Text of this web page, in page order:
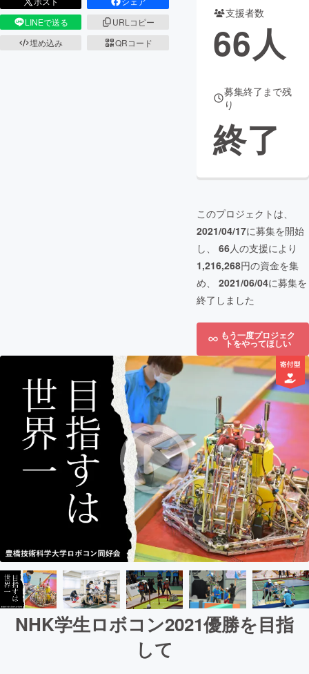
LINEで送る
URLコピー
埋め込み
QRコード
支援者数
66人
募集終了まで残
り
終了
このプロジェクトは、
2021/04/17に募集を開始
し、 66人の支援により
1,216,268円の資金を集
め、 2021/06/04に募集を
終了しました
もう一度プロジェク
トをやってほしい
NHK学生ロボコン2021優勝を目指
して